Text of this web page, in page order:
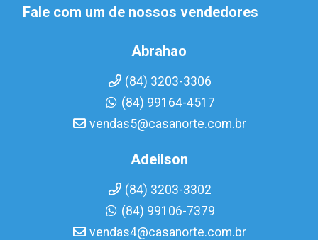
Fale com um de nossos vendedores
Abrahao
(84) 3203-3306
(84) 99164-4517
vendas5@casanorte.com.br
Adeilson
(84) 3203-3302
(84) 99106-7379
vendas4@casanorte.com.br